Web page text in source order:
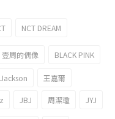
NCT DREAM
壹周的偶像 BLACK PINK
Jackson 王嘉爾
JBJ 周潔瓊 JYJ